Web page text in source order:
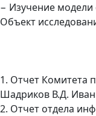
− Изучение
Объект
1. Отчет Комитета
Шадриков В.Д.
2. Отчет отдела